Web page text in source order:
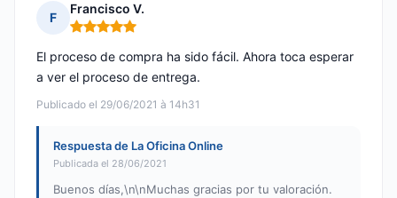
F
Francisco V.
Nota: 5 de 5
Publicado el 29/06/2021 à 14h31
El proceso de compra ha sido fácil. Ahora toca esperar
a ver el proceso de entrega.
Respuesta de La Oficina Online
Publicada el 28/06/2021
Buenos días,\n\nMuchas gracias por tu valoración.